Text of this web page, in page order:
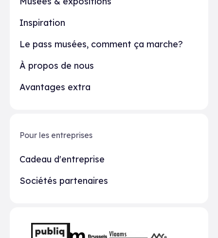
Inspiration
Le pass musées, comment ça marche?
À propos de nous
Avantages extra
Pour les entreprises
Cadeau d'entreprise
Sociétés partenaires
Partenaires